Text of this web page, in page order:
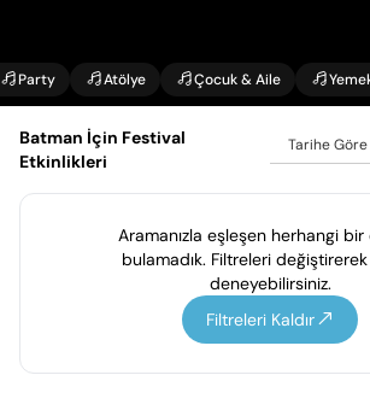
Party Atölye Çocuk & Aile
Batman İçin Festival
Etkinlikleri
Aramanızla eşleşen herhangi bir
bulamadık. Filtreleri
deneyebilirsiniz.
Filtreleri Kaldır